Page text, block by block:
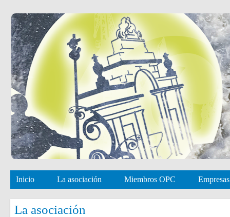
Inicio La asociación Miembros OPC
La asociación